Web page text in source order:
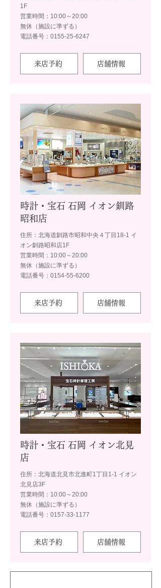
1F
営業時間：10:00～20:00
無休（施設に準ずる）
電話番号：0155-25-6247
来店予約 店舗情報
時計・宝石 石岡 イオン釧路
昭和店
住所：北海道釧路市昭和中央４丁目18-1 イ
オン釧路昭和店1F
営業時間：10:00～20:00
無休（施設に準ずる）
電話番号：0154-55-6200
来店予約 店舗情報
時計・宝石 石岡 イオン北見
店
住所：北海道北見市北進町1丁目1-1 イオン
北見店3F
営業時間：10:00～20:00
無休（施設に準ずる）
電話番号：0157-33-1177
来店予約 店舗情報